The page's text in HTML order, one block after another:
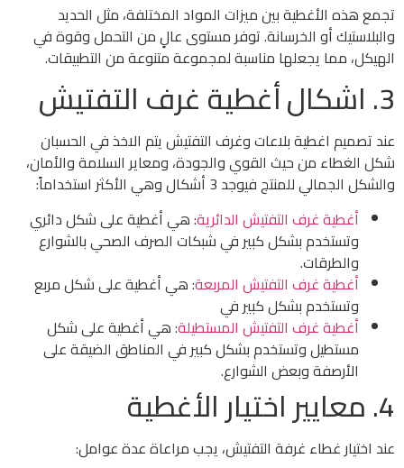
تجمع هذه الأغطية بين ميزات المواد المختلفة، مثل الحديد
والبلاستيك أو الخرسانة. توفر مستوى عالٍ من التحمل وقوة في
الهيكل، مما يجعلها مناسبة لمجموعة متنوعة من التطبيقات.
3. اشكال أغطية غرف التفتيش
عند تصميم اغطية بلاعات وغرف التفتيش يتم الاخذ في الحسبان
شكل الغطاء من حيث القوي والجودة، ومعاير السلامة والأمان،
والشكل الجمالي للمنتج فيوجد 3 أشكال وهي الأكثر استخداماً:
أغطية غرف التفتيش الدائرية: هي أغطية على شكل دائري
وتستخدم بشكل كبير في شبكات الصرف الصحي بالشوارع
والطرقات.
أغطية غرف التفتيش المربعة: هي أغطية على شكل مربع
وتستخدم بشكل كبير في
أغطية غرف التفتيش المستطيلة: هي أغطية على شكل
مستطيل وتستخدم بشكل كبير في المناطق الضيقة على
الأرصفة وبعض الشوارع.
4. معايير اختيار الأغطية
عند اختيار غطاء غرفة التفتيش، يجب مراعاة عدة عوامل: